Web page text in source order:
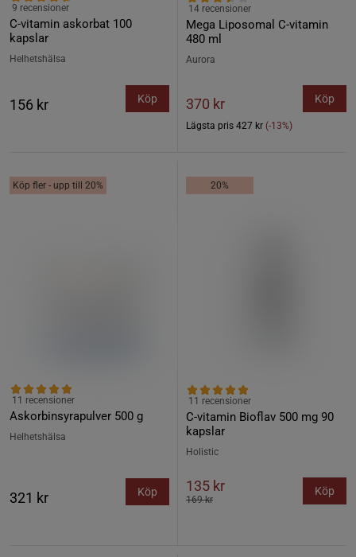
C-vitamin askorbat 100
kapslar
9 recensioner
Helhetshälsa
156 kr Köp
Mega Liposomal C-vitamin
480 ml
14 recensioner
Aurora
370 kr
Lägsta pris 427 kr (-13%)
Köp
Köp fler - upp till 20%
Askorbinsyrapulver 500 g
11 recensioner
Helhetshälsa
321 kr Köp
20%
C-vitamin Bioflav 500 mg 90
kapslar
11 recensioner
Holistic
135 kr
169 kr
Köp